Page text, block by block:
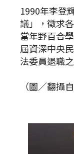
1990年李登
議」，徵求
當年野百合
屆資深中央
法委員退職
（圖／翻攝